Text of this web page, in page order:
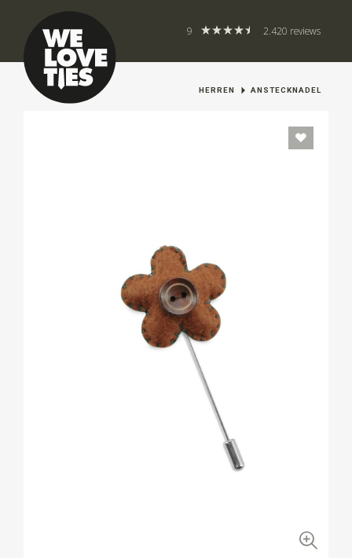
9 2.420 reviews
HERREN ANSTECKNADEL